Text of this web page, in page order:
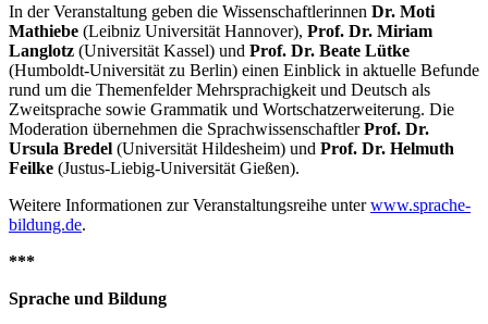
In der Veranstaltung geben die Wissenschaftlerinnen Dr. Moti
Mathiebe (Leibniz Universität Hannover), Prof. Dr. Miriam
Langlotz (Universität Kassel) und Prof. Dr. Beate Lütke
(Humboldt-Universität zu Berlin) einen Einblick in aktuelle Befunde
rund um die Themenfelder Mehrsprachigkeit und Deutsch als
Zweitsprache sowie Grammatik und Wortschatzerweiterung. Die
Moderation übernehmen die SprachwissenschaftlerProf. Dr.
Ursula Bredel (Universität Hildesheim) und Prof. Dr. Helmuth
Feilke (Justus-Liebig-Universität Gießen).
Weitere Informationen zur Veranstaltungsreihe unterwww.sprache-
bildung.de.
***
Sprache und Bildung